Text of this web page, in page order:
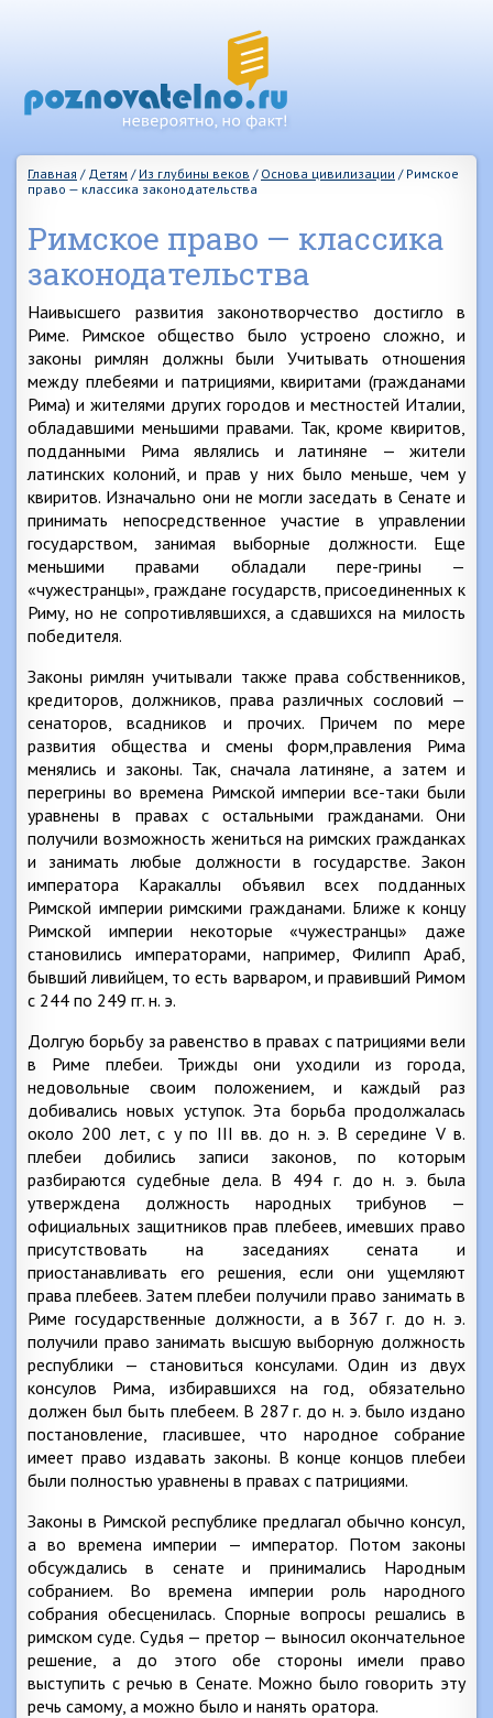
Главная / Детям / Из глубины веков / Основа цивилизации / Римское
право — классика законодательства
Римское право — классика
законодательства
Наивысшего развития законотворчество достигло в
Риме. Римское общество было устроено сложно, и
законы римлян должны были Учитывать отношения
между плебеями и патрициями, квиритами (гражданами
Рима) и жителями других городов и местностей Италии,
обладавшими меньшими правами. Так, кроме квиритов,
подданными Рима являлись и латиняне — жители
латинских колоний, и прав у них было меньше, чем у
квиритов. Изначально они не могли заседать в Сенате и
принимать непосредственное участие в управлении
государством, занимая выборные должности. Еще
меньшими правами обладали пере-грины —
«чужестранцы», граждане государств, присоединенных к
Риму, но не сопротивлявшихся, а сдавшихся на милость
победителя.
Законы римлян учитывали также права собственников,
кредиторов, должников, права различных сословий —
сенаторов, всадников и прочих. Причем по мере
развития общества и смены форм,правления Рима
менялись и законы. Так, сначала латиняне, а затем и
перегрины во времена Римской империи все-таки были
уравнены в правах с остальными гражданами. Они
получили возможность жениться на римских гражданках
и занимать любые должности в государстве. Закон
императора Каракаллы объявил всех подданных
Римской империи римскими гражданами. Ближе к концу
Римской империи некоторые «чужестранцы» даже
становились императорами, например, Филипп Араб,
бывший ливийцем, то есть варваром, и правивший Римом
с 244 по 249 гг. н. э.
Долгую борьбу за равенство в правах с патрициями вели
в Риме плебеи. Трижды они уходили из города,
недовольные своим положением, и каждый раз
добивались новых уступок. Эта борьба продолжалась
около 200 лет, с у по III вв. до н. э. В середине V в.
плебеи добились записи законов, по которым
разбираются судебные дела. В 494 г. до н. э. была
утверждена должность народных трибунов —
официальных защитников прав плебеев, имевших право
присутствовать на заседаниях сената и
приостанавливать его решения, если они ущемляют
права плебеев. Затем плебеи получили право занимать в
Риме государственные должности, а в 367 г. до н. э.
получили право занимать высшую выборную должность
республики — становиться консулами. Один из двух
консулов Рима, избиравшихся на год, обязательно
должен был быть плебеем. В 287 г. до н. э. было издано
постановление, гласившее, что народное собрание
имеет право издавать законы. В конце концов плебеи
были полностью уравнены в правах с патрициями.
Законы в Римской республике предлагал обычно консул,
а во времена империи — император. Потом законы
обсуждались в сенате и принимались Народным
собранием. Во времена империи роль народного
собрания обесценилась. Спорные вопросы решались в
римском суде. Судья — претор — выносил окончательное
решение, а до этого обе стороны имели право
выступить с речью в Сенате. Можно было говорить эту
речь самому, а можно было и нанять оратора.